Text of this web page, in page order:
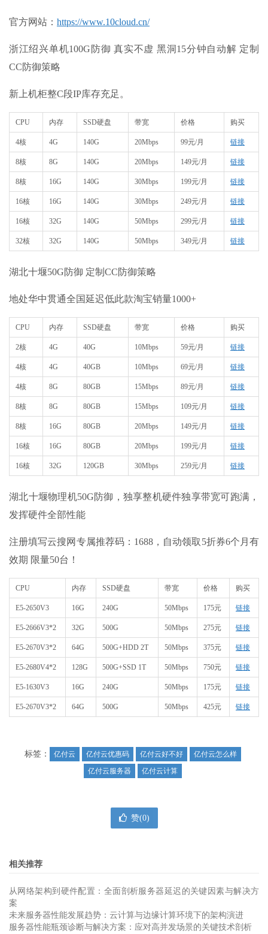
官方网站： https://www.10cloud.cn/
浙江绍兴单机100G防御 真实不虚 黑洞15分钟自动解 定制
CC防御策略
新上机柜整C段IP库存充足。
CPU 内存 SSD硬盘 带宽 价格 购买
4核 4G 140G 20Mbps 99元/月 链接
8核 8G 140G 20Mbps 149元/月 链接
8核 16G 140G 30Mbps 199元/月 链接
16核 16G 140G 30Mbps 249元/月 链接
16核 32G 140G 50Mbps 299元/月 链接
32核 32G 140G 50Mbps 349元/月 链接
湖北十堰50G防御 定制CC防御策略
地处华中贯通全国延迟低此款淘宝销量1000+
CPU 内存 SSD硬盘 带宽 价格 购买
2核 4G 40G 10Mbps 59元/月 链接
4核 4G 40GB 10Mbps 69元/月 链接
4核 8G 80GB 15Mbps 89元/月 链接
8核 8G 80GB 15Mbps 109元/月 链接
8核 16G 80GB 20Mbps 149元/月 链接
16核 16G 80GB 20Mbps 199元/月 链接
16核 32G 120GB 30Mbps 259元/月 链接
湖北十堰物理机50G防御，独享整机硬件独享带宽可跑满，
发挥硬件全部性能
注册填写云搜网专属推荐码：1688，自动领取5折券6个月有
效期 限量50台！
CPU 内存 SSD硬盘 带宽 价格 购买
E5-2650V3 16G 240G 50Mbps 175元 链接
E5-2666V3*2 32G 500G 50Mbps 275元 链接
E5-2670V3*2 64G 500G+HDD 2T 50Mbps 375元 链接
E5-2680V4*2 128G 500G+SSD 1T 50Mbps 750元 链接
E5-1630V3 16G 240G 50Mbps 175元 链接
E5-2670V3*2 64G 500G 50Mbps 425元 链接
标签： 亿付云 亿付云优惠码 亿付云好不好
亿付云怎么样
亿付云服务器
亿付云计算
赞(0)
相关推荐
从网络架构到硬件配置：全面剖析服务器延迟的关键因素与解决方
案
未来服务器性能发展趋势：云计算与边缘计算环境下的架构演进
服务器性能瓶颈诊断与解决方案：应对高并发场景的关键技术剖析